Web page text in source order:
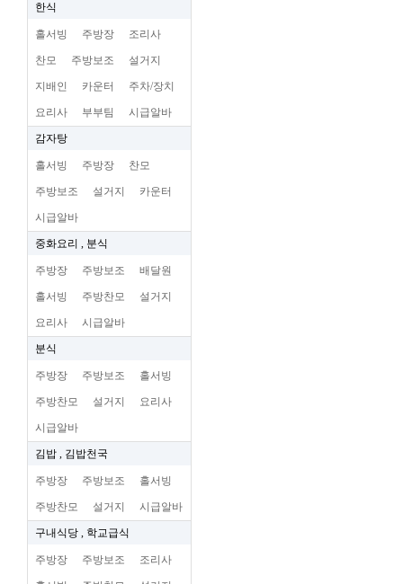
한식
홀서빙 주방장 조리사
찬모 주방보조 설거지
지배인 카운터 주차/장치
요리사 부부팀 시급알바
감자탕
홀서빙 주방장 찬모
주방보조 설거지 카운터
시급알바
중화요리 , 분식
주방장 주방보조 배달원
홀서빙 주방찬모 설거지
요리사 시급알바
분식
주방장 주방보조 홀서빙
주방찬모 설거지 요리사
시급알바
김밥 , 김밥천국
주방장 주방보조 홀서빙
주방찬모 설거지 시급알바
구내식당 , 학교급식
주방장 주방보조 조리사